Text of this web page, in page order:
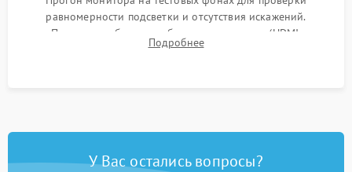
равномерности подсветки и отсутствия искажений.
Проверка работоспособности всех портов (HDMI,
DisplayPort, VGA) и кнопок управления под нагрузкой в
Подробнее
У Вас остались вопросы?